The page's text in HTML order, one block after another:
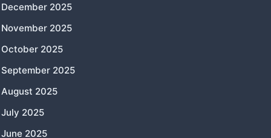
December 2025
November 2025
October 2025
September 2025
August 2025
July 2025
June 2025